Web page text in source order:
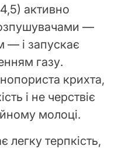
активно
—
— і запускає
газу.
крихта,
і не черствіє
молоці.
легку терпкість,